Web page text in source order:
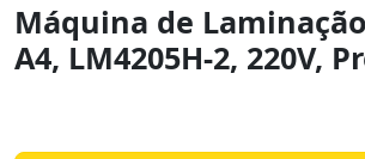
Máquina de Laminação
A4, LM4205H-2, 220V,